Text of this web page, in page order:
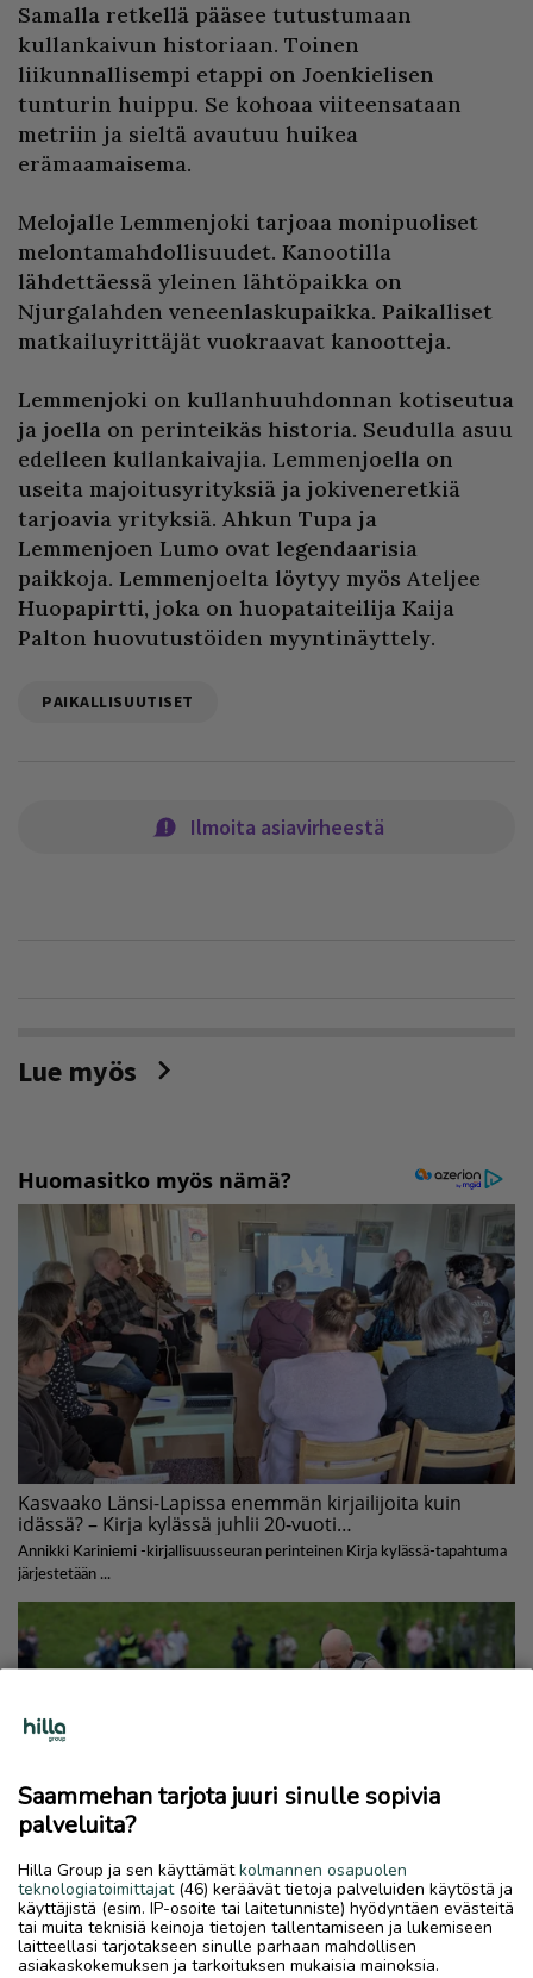
Samalla retkellä pääsee tutustumaan
kullankaivun historiaan. Toinen
liikunnallisempi etappi on Joenkielisen
tunturin huippu. Se kohoaa viiteensataan
metriin ja sieltä avautuu huikea
erämaamaisema.
Melojalle Lemmenjoki tarjoaa monipuoliset
melontamahdollisuudet. Kanootilla
lähdettäessä yleinen lähtöpaikka on
Njurgalahden veneenlaskupaikka. Paikalliset
matkailuyrittäjät vuokraavat kanootteja.
Lemmenjoki on kullanhuuhdonnan kotiseutua
ja joella on perinteikäs historia. Seudulla asuu
edelleen kullankaivajia. Lemmenjoella on
useita majoitusyrityksiä ja jokiveneretkiä
tarjoavia yrityksiä. Ahkun Tupa ja
Lemmenjoen Lumo ovat legendaarisia
paikkoja. Lemmenjoelta löytyy myös Ateljee
Huopapirtti, joka on huopataiteilija Kaija
Palton huovutustöiden myyntinäyttely.
PAIKALLISUUTISET
Ilmoita asiavirheestä
Lue myös
Saammehan tarjota juuri sinulle sopivia
palveluita?
Hilla Group ja sen käyttämätkolmannen osapuolen
teknologiatoimittajat(46) keräävät tietoja palveluiden käytöstä ja
käyttäjistä (esim. IP-osoite tai laitetunniste) hyödyntäen evästeitä
tai muita teknisiä keinoja tietojen tallentamiseen ja lukemiseen
laitteellasi tarjotakseen sinulle parhaan mahdollisen
asiakaskokemuksen ja tarkoituksen mukaisia mainoksia.